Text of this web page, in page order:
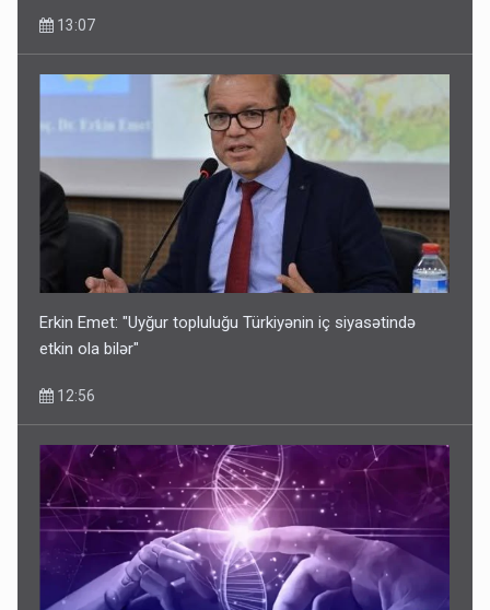
13:07
Erkin Emet: "Uyğur topluluğu Türkiyənin iç siyasətində
etkin ola bilər"
12:56